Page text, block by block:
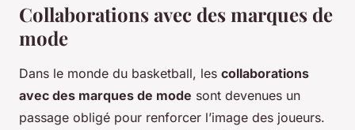
Collaborations avec des marques de
mode
Dans le monde du basketball, les collaborations
avec des marques de mode sont devenues un
passage obligé pour renforcer l’image des joueurs.